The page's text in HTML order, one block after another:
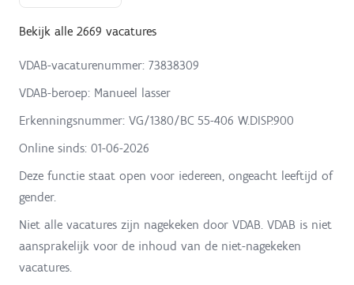
Bekijk alle 2669 vacatures
VDAB-vacaturenummer: 73838309
VDAB-beroep: Manueel lasser
Erkenningsnummer: VG/1380/BC 55-406 W.DISP.900
Online sinds: 01-06-2026
Deze functie staat open voor iedereen, ongeacht leeftijd of
gender.
Niet alle vacatures zijn nagekeken door VDAB. VDAB is niet
aansprakelijk voor de inhoud van de niet-nagekeken
vacatures.